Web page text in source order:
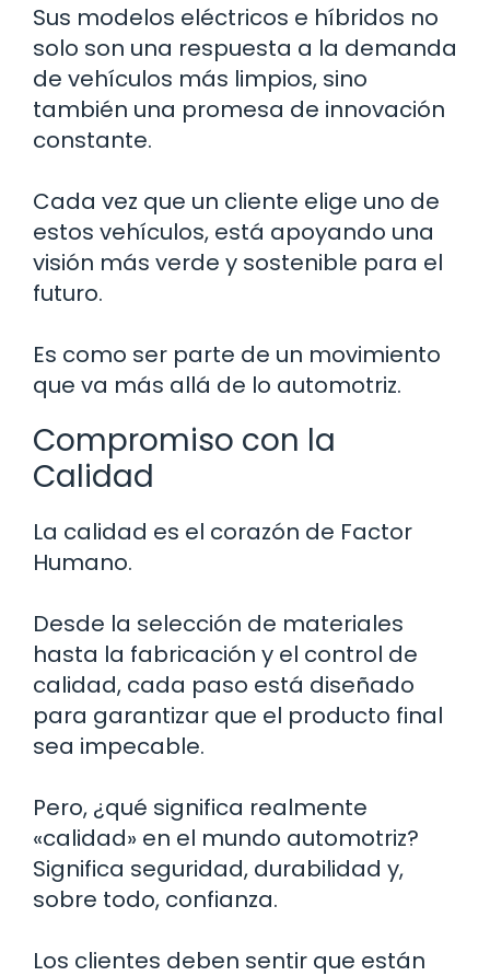
Sus modelos eléctricos e híbridos no
solo son una respuesta a la demanda
de vehículos más limpios, sino
también una promesa de innovación
constante.
Cada vez que un cliente elige uno de
estos vehículos, está apoyando una
visión más verde y sostenible para el
futuro.
Es como ser parte de un movimiento
que va más allá de lo automotriz.
Compromiso con la
Calidad
La calidad es el corazón de Factor
Humano.
Desde la selección de materiales
hasta la fabricación y el control de
calidad, cada paso está diseñado
para garantizar que el producto final
sea impecable.
Pero, ¿qué significa realmente
«calidad» en el mundo automotriz?
Significa seguridad, durabilidad y,
sobre todo, confianza.
Los clientes deben sentir que están